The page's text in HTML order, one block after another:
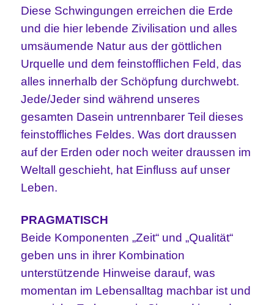
Diese Schwingungen erreichen die Erde
und die hier lebende Zivilisation und alles
umsäumende Natur aus dergöttlichen
Urquelle und dem feinstofflichen Feld, das
alles innerhalb der Schöpfung durchwebt.
Jede/Jeder sind während unseres
gesamten Dasein untrennbarer Teil dieses
feinstoffliches Feldes. Was dort draussen
auf der Erden oder noch weiter draussen im
Weltall geschieht, hat Einfluss auf unser
Leben.
PRAGMATISCH
Beide Komponenten „Zeit“ und „Qualität“
geben uns in ihrer Kombination
unterstützende Hinweise darauf, was
momentan im Lebensalltag machbar ist und